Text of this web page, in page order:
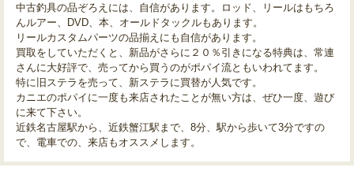
中古釣具の品ぞろえには、自信があります。ロッド、リールはもちろ
んルアー、DVD、本、オールドタックルもあります。
リールカスタムパーツの品揃えにも自信があります。
買取をしていただくと、新品がさらに２０％引きになる特典は、常連
さんに大好評で、売ってから買うのがポパイ流ともいわれてます。
特に旧ステラを売って、新ステラに買替が人気です。
カニエのポパイに一度も来店されたことが無い方は、ぜひ一度、遊び
に来て下さい。
近鉄名古屋駅から、近鉄蟹江駅まで、8分、駅から歩いて3分ですの
で、電車での、来店もオススメします。